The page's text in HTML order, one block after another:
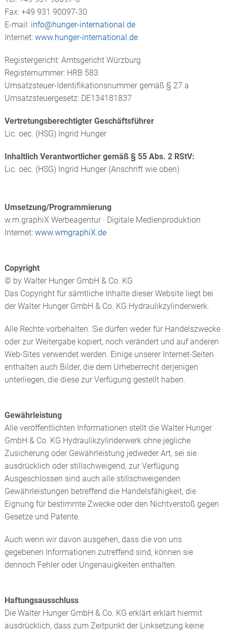
GLEITLAGERBUCHSEN
HYDRAULIKVENTILE
HONWERKZEUGE
ANHÄNGERKUPPLUNGEN
REPARATUREN, ERSATZTEILE, SERVICE
HUNGER HYDRAULICS USA
HUNGER HYDRAULICS INDIA
HUNGER HYDRAULICS CHINA
HUNGER HYDRAULICS KOREA
HUNGER INTERNATIONAL
Fax: +49 931 90097-30
E-mail: info@hunger-international.de
Internet: www.hunger-international.de
Registergericht: Amtsgericht Würzburg
Registernummer: HRB 583
Umsatzsteuer-Identifikationsnummer gemäß § 27 a
Umsatzsteuergesetz: DE134181837
Vertretungsberechtigter Geschäftsführer
Lic. oec. (HSG) Ingrid Hunger
Inhaltlich Verantwortlicher gemäß § 55 Abs. 2 RStV:
Lic. oec. (HSG) Ingrid Hunger (Anschrift wie oben)
Umsetzung/Programmierung
w.m.graphiX Werbeagentur · Digitale Medienproduktion
Internet: www.wmgraphiX.de
Copyright
© by Walter Hunger GmbH & Co. KG
Das Copyright für sämtliche Inhalte dieser Website liegt bei
der Walter Hunger GmbH & Co. KG Hydraulikzylinderwerk.
Alle Rechte vorbehalten. Sie dürfen weder für Handelszwecke
oder zur Weitergabe kopiert, noch verändert und auf anderen
Web-Sites verwendet werden. Einige unserer Internet-Seiten
enthalten auch Bilder, die dem Urheberrecht derjenigen
unterliegen, die diese zur Verfügung gestellt haben.
Gewährleistung
Alle veröffentlichten Informationen stellt die Walter Hunger
GmbH & Co. KG Hydraulikzylinderwerk ohne jegliche
Zusicherung oder Gewährleistung jedweder Art, sei sie
ausdrücklich oder stillschweigend, zur Verfügung.
Ausgeschlossen sind auch alle stillschweigenden
Gewährleistungen betreffend die Handelsfähigkeit, die
Eignung für bestimmte Zwecke oder den Nichtverstoß gegen
Gesetze und Patente.
Auch wenn wir davon ausgehen, dass die von uns
gegebenen Informationen zutreffend sind, können sie
dennoch Fehler oder Ungenauigkeiten enthalten.
Haftungsausschluss
Die Walter Hunger GmbH & Co. KG erklärt erklärt hiermit
ausdrücklich, dass zum Zeitpunkt der Linksetzung keine